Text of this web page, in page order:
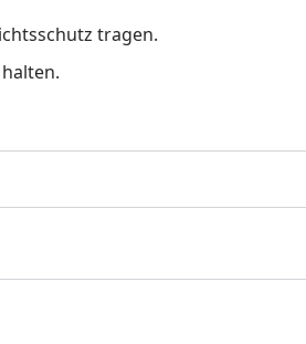
tragen.